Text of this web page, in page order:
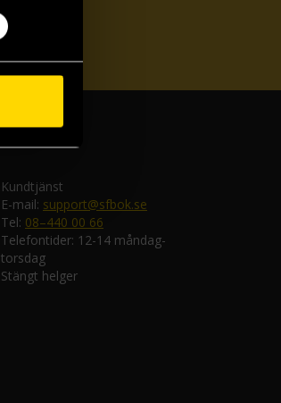
Kundtjänst
E-mail: support@sfbok.se
Tel: 08–440 00 66
Telefontider: 12-14 måndag-
torsdag
Stängt helger